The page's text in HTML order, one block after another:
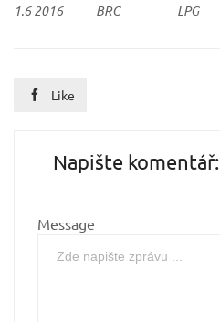
1.6 2016
BRC
LPG
 Like
Napište komentář:
Message